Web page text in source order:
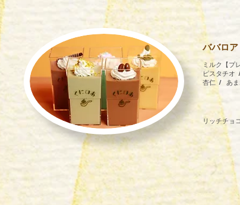
ババロア
ミルク【プ
ピスタチ
杏仁 / あま
リッチチョ